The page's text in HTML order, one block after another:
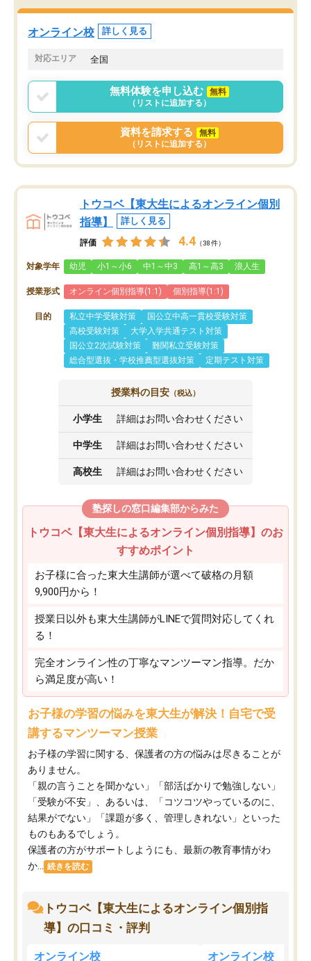
オンライン校 詳しく見る
対応エリア 全国
無料体験を申し込む
無料
（リストに追加する）
資料を請求する
無料
（リストに追加する）
トウコベ【東大生によるオンライン個別
指導】
詳しく見る
評価 4.4 （38件）
対象学年 幼児 小1～小6 中1～中3 高1～高3 浪人生
授業形式 オンライン個別指導(1:1) 個別指導(1:1)
目的 私立中学受験対策
国公立中高一貫校受験対策
高校受験対策
大学入学共通テスト対策
国公立2次試験対策
難関私立受験対策
総合型選抜・学校推薦型選抜対策
定期テスト対策
授業料の目安 （税込）
小学生 詳細はお問い合わせください
中学生 詳細はお問い合わせください
高校生 詳細はお問い合わせください
塾探しの窓口編集部からみた
トウコベ【東大生によるオンライン個別指導】のお
すすめポイント
お子様に合った東大生講師が選べて破格の月額
9,900円から！
授業日以外も東大生講師がLINEで質問対応してくれ
る！
完全オンライン性の丁寧なマンツーマン指導。だか
ら満足度が高い！
お子様の学習の悩みを東大生が解決！自宅で受
講するマンツーマン授業
お子様の学習に関する、保護者の方の悩みは尽きることが
ありません。
「親の言うことを聞かない」「部活ばかりで勉強しない」
「受験が不安」、あるいは、「コツコツやっているのに、
結果がでない」「課題が多く、管理しきれない」といった
ものもあるでしょう。
保護者の方がサポートしようにも、最新の教育事情がわ
か...
続きを読む
トウコベ【東大生によるオンライン個別指
導】の口コミ・評判
オンライン校 オンライン校